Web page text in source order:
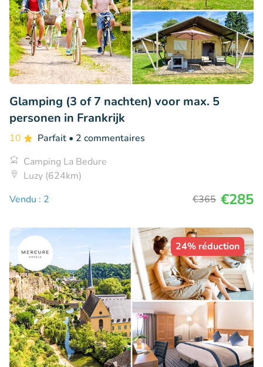
Glamping (3 of 7 nachten) voor max. 5
personen in Frankrijk
10 Parfait • 2 commentaires
Camping La Bedure
Luzy (624km)
Vendu : 2
€365 €285
24% réduction